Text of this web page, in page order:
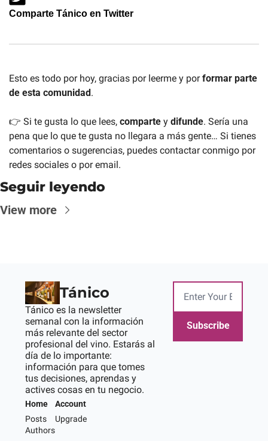
Comparte Tánico en Twitter
Esto es todo por hoy, gracias por leerme y por formar parte
de esta comunidad.
👉 Si te gusta lo que lees, comparte y difunde. Sería una
pena que lo que te gusta no llegara a más gente… Si tienes
comentarios o sugerencias, puedes contactar conmigo por
redes sociales o por email.
Seguir leyendo
View more
Tánico
Tánico es la newsletter
semanal con la información
más relevante del sector
profesional del vino. Estarás al
día de lo importante:
información para que tomes
tus decisiones, aprendas y
actives cosas en tu negocio.
Subscribe
Home
Posts
Authors
Account
Upgrade